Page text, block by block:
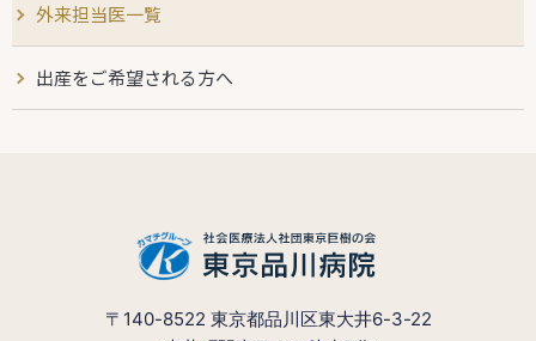
外来担当医一覧
出産をご希望される方へ
〒140-8522 東京都品川区東大井6-3-22